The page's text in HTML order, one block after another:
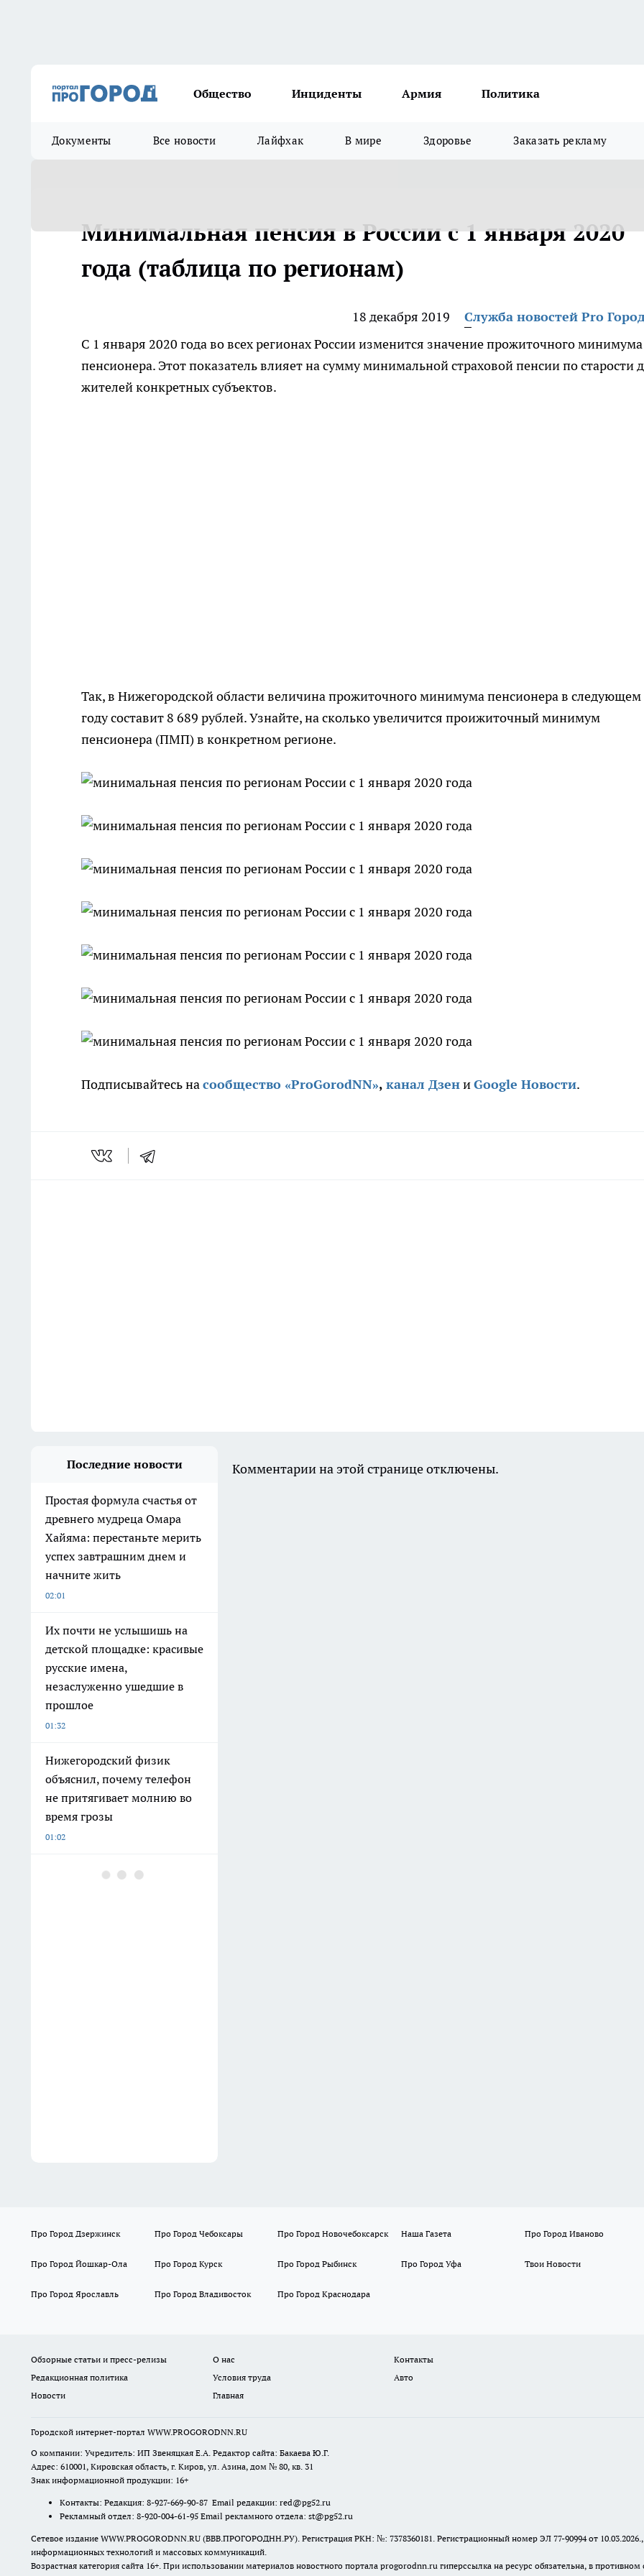
Общество Инциденты Армия Политика
Документы Все новости Лайфхак В мире Здоровье Заказать рекламу
Минимальная пенсия в России с 1 января 2020
года (таблица по регионам)
18 декабря 2019
Служба новостей Pro
С 1 января 2020 года во всех регионах России изменится значение прожиточного минимума
пенсионера. Этот показатель влияет на сумму минимальной страховой пенсии по старости
жителей конкретных субъектов.
Так, в Нижегородской области величина прожиточного минимума пенсионера в следующем
году составит 8 689 рублей. Узнайте, на сколько увеличится проижиточный минимум
пенсионера (ПМП) в конкретном регионе.
Подписывайтесь насообщество «ProGorodNN», канал ДзениGoogle Новости.
Последние новости
Простая формула счастья от
древнего мудреца Омара
Хайяма: перестаньте мерить
успех завтрашним днем и
начните жить
02:01
Их почти не услышишь на
детской площадке: красивые
русские имена,
незаслуженно ушедшие в
прошлое
01:32
Нижегородский физик
объяснил, почему телефон
не притягивает молнию во
время грозы
01:02
Обычные тапочки ушли в
Комментарии на этой странице отключены.
Про Город Дзержинск Про Город Чебоксары Про Город Новочебоксарск Наша Газета Про Город Иваново
Про Город Йошкар-Ола Про Город Курск Про Город Рыбинск Про Город Уфа Твои Новости
Про Город Ярославль Про Город Владивосток Про Город Краснодара
Обзорные статьи и пресс-релизы О нас
Контакты
Редакционная политика
Условия труда
Авто
Новости
Главная
Городской интернет-портал WWW.PROGORODNN.RU
О компании: Учредитель: ИП Звеняцкая Е.А. Редактор сайта: Бакаева Ю.Г.
Адрес: 610001, Кировская область, г. Киров, ул. Азина, дом № 80, кв. 31
Знак информационной продукции: 16+
Контакты: Редакция: 8-927-669-90-87 Email редакции: red@pg52.ru
Рекламный отдел: 8-920-004-61-95 Email рекламного отдела: st@pg52.ru
Сетевое издание WWW.PROGORODNN.RU (ВВВ.ПРОГОРОДНН.РУ). Регистрация РКН: №: 7378360181. Регистрационный номер ЭЛ 77-90994 от
информационных технологий и массовых коммуникаций.
Возрастная категория сайта 16+. При использовании материалов новостного портала progorodnn.ru гиперссылка на ресурс обязательна, в противном